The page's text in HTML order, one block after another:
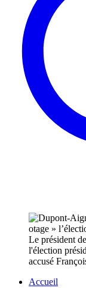
Le président
l'élection
accusé
Accueil